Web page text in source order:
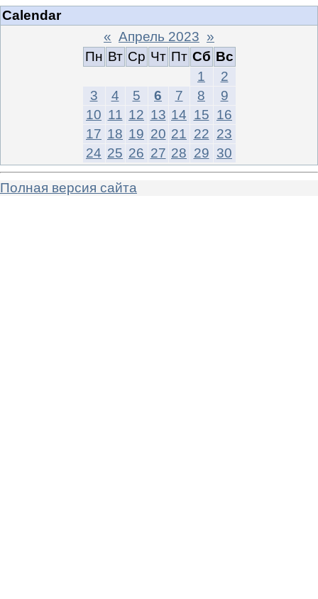
Calendar
« Апрель 2023 »
Пн Вт Ср Чт Пт Сб Вс
1
2
3
4 5 6 7 8
9
10 11 12 13 14 15 16
17 18 19 20 21 22 23
24 25 26 27 28 29 30
Полная версия сайта